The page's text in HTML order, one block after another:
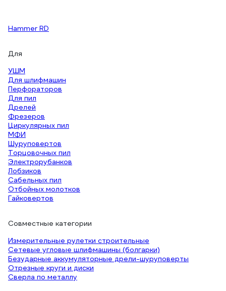
Hammer RD
Для
УШМ
Для шлифмашин
Перфораторов
Для пил
Дрелей
Фрезеров
Циркулярных пил
МФИ
Шуруповертов
Торцовочных пил
Электрорубанков
Лобзиков
Сабельных пил
Отбойных молотков
Гайковертов
Совместные категории
Измерительные рулетки строительные
Сетевые угловые шлифмашины (болгарки)
Безударные аккумуляторные дрели-шуруповерты
Отрезные круги и диски
Сверла по металлу